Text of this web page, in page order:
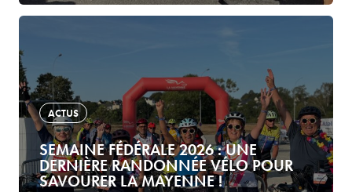
ACTUS
SEMAINE FÉDÉRALE 2026 : UNE
DERNIÈRE RANDONNÉE VÉLO POUR
SAVOURER LA MAYENNE !